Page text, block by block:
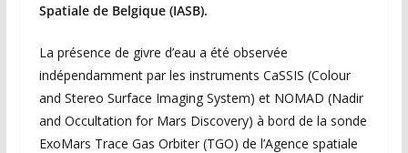
Spatiale de Belgique (IASB).
La présence de givre d’eau a été observée
indépendamment par les instruments CaSSIS (Colour
and Stereo Surface Imaging System) et NOMAD (Nadir
and Occultation for Mars Discovery) à bord de la sonde
ExoMars Trace Gas Orbiter (TGO) de l’Agence spatiale